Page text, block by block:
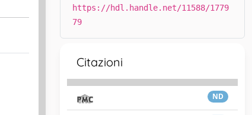
https://hdl.handle.net/11588/1779
79
Citazioni
ND